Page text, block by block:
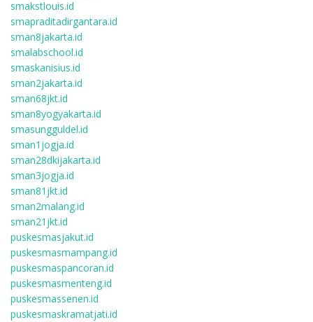
smakstlouis.id
smapraditadirgantara.id
sman8jakarta.id
smalabschool.id
smaskanisius.id
sman2jakarta.id
sman68jkt.id
sman8yogyakarta.id
smasungguldel.id
sman1jogja.id
sman28dkijakarta.id
sman3jogja.id
sman81jkt.id
sman2malang.id
sman21jkt.id
puskesmasjakut.id
puskesmasmampang.id
puskesmaspancoran.id
puskesmasmenteng.id
puskesmassenen.id
puskesmaskramatjati.id